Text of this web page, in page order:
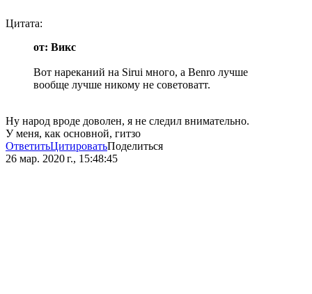
Цитата:
от: Викс
Вот нареканий на Sirui много, а Benro лучше
вообще лучше никому не советоватт.
Ну народ вроде доволен, я не следил внимательно.
У меня, как основной, гитзо
ОтветитьЦитироватьПоделиться
26 мар. 2020 г., 15:48:45